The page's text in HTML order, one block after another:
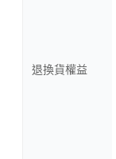
退換貨權益